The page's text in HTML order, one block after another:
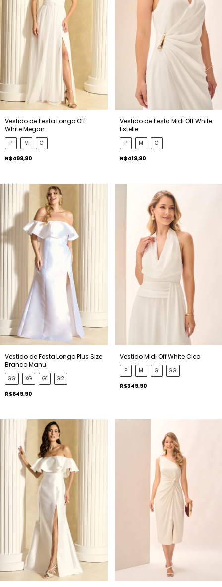
Vestido de Festa Longo Off
White Megan
P M G
R$499,90
Vestido de Festa Midi Off White
Estelle
P M G
R$419,90
Vestido de Festa Longo Plus Size
Branco Manu
GG XG G1 G2
R$649,90
Vestido Midi Off White Cleo
P M G GG
R$349,90